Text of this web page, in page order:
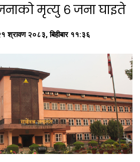
मृत्यु ६ जना घाइते
श्रावण २०८३, बिहीबार ११:३६